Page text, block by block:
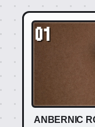
01
ANBERNIC